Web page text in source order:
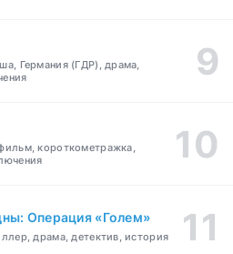
Германия (ГДР), драма,
короткометражка,
Операция «Голем»
драма, детектив, история